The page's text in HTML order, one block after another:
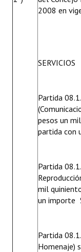
2008 en
SERVICIOS
Partida
pesos un
partida con
Partida
mil
un importe
Partida
Homenaje)